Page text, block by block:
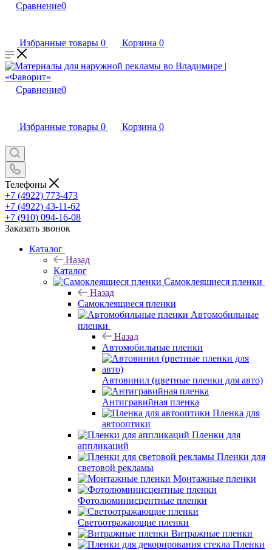
Сравнение0
Избранные товары 0 Корзина 0
Сравнение0
Избранные товары 0 Корзина 0
Телефоны
+7 (4922) 773-473
+7 (4922) 43-11-62
+7 (910) 094-16-08
Заказать звонок
Каталог
Назад
Каталог
Самоклеящиеся пленки
Назад
Самоклеящиеся пленки
Автомобильные
пленки
Назад
Автомобильные пленки
Автовинил (цветные пленки для авто)
Антигравийная пленка
Пленка для
автооптики
Пленки для
аппликаций
Пленки для
световой рекламы
Монтажные пленки
Фотолюминисцентные пленки
Светоотражающие пленки
Витражные пленки
Пленки